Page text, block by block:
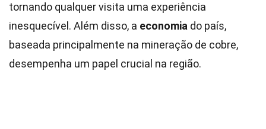
tornando qualquer visita uma experiência
inesquecível. Além disso, a economia do país,
baseada principalmente na mineração de cobre,
desempenha um papel crucial na região.